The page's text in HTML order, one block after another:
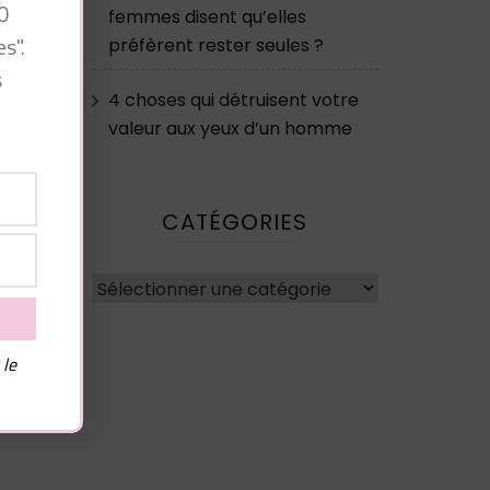
femmes disent qu’elles
préfèrent rester seules ?
4 choses qui détruisent votre
valeur aux yeux d’un homme
CATÉGORIES
Catégories